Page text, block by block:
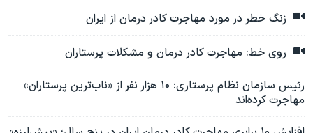
زنگ خطر در مورد مهاجرت کادر درمان از ایران
روی خط: مهاجرت کادر درمان و مشکلات پرستاران
رئیس سازمان نظام پرستاری: ۱۰ هزار نفر از «ناب‌ترین پرستاران»
مهاجرت کرده‌اند